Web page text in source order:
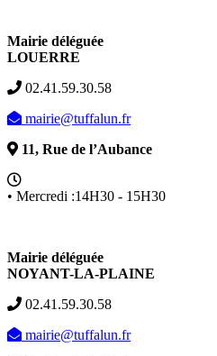
Mairie déléguée
LOUERRE
02.41.59.30.58
mairie@tuffalun.fr
11, Rue de l’Aubance
• Mercredi :14H30 - 15H30
Mairie déléguée
NOYANT-LA-PLAINE
02.41.59.30.58
mairie@tuffalun.fr